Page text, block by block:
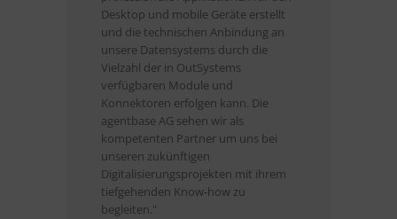
Desktop und mobile Geräte erstellt
und die technischen Anbindung an
unsere Datensystems durch die
Vielzahl der in OutSystems
verfügbaren Module und
Konnektoren erfolgen kann. Die
agentbase AG sehen wir als
kompetenten Partner um uns bei
unseren zukünftigen
Digitalisierungsprojekten mit ihrem
tiefgehenden Know-how zu
begleiten."